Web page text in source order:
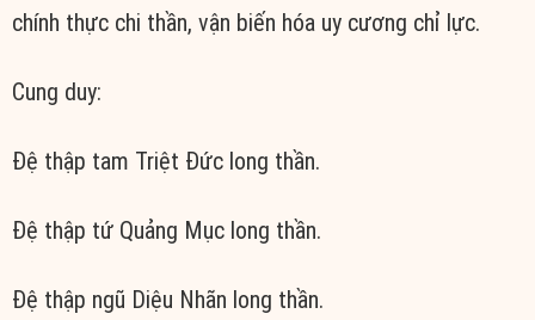
chính thực chi thần, vận biến hóa uy cương chỉ lực.
Cung duy:
Đệ thập tam Triệt Đức long thần.
Đệ thập tứ Quảng Mục long thần.
Đệ thập ngũ Diệu Nhãn long thần.